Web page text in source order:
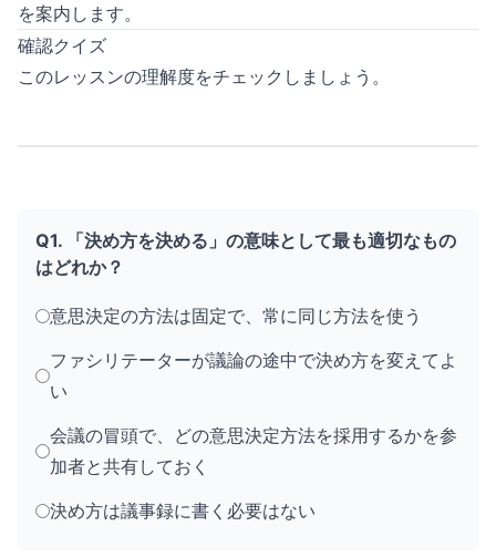
を案内します。
確認クイズ
このレッスンの理解度をチェックしましょう。
Q1. 「決め方を決める」の意味として最も適切なもの
はどれか？
意思決定の方法は固定で、常に同じ方法を使う
ファシリテーターが議論の途中で決め方を変えてよ
い
会議の冒頭で、どの意思決定方法を採用するかを参
加者と共有しておく
決め方は議事録に書く必要はない